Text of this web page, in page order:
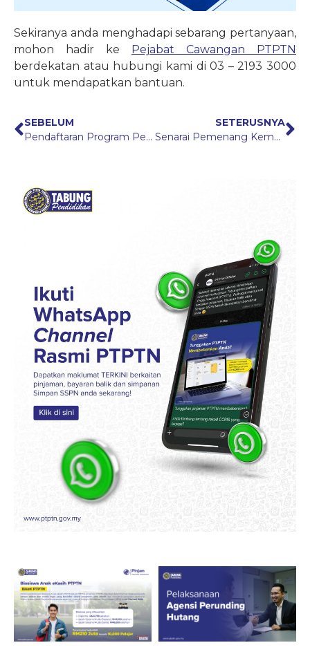
Sekiranya anda menghadapi sebarang pertanyaan,
mohon hadir ke
Pejabat Cawangan PTPTN
berdekatan atau hubungi kami di 03 – 2193 3000
untuk mendapatkan bantuan.
SEBELUM
Pendaftaran Program Penjana KPT CAP Keusahawanan:
SETERUSNYA
Senarai Pemenang Kempen Cabutan WOW! 25 Tahun PTPTN